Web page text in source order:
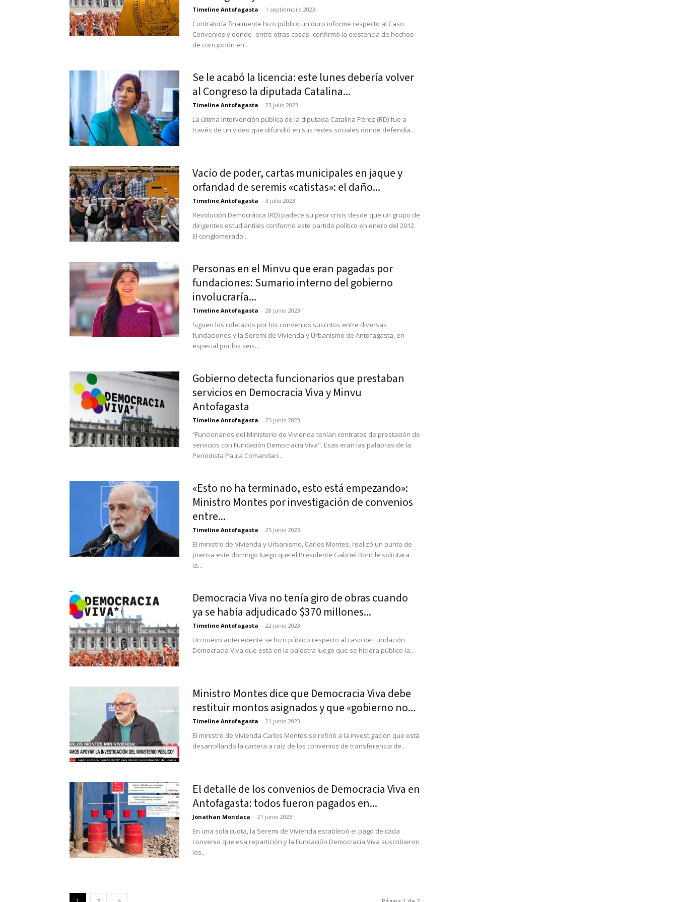
Timeline Antofagasta - 1 septiembre 2023
Contraloría finalmente hizo público un duro informe respecto al Caso
Convenios y donde -entre otras cosas- confirmó la existencia de hechos
de corrupción en...
Se le acabó la licencia: este lunes debería volver
al Congreso la diputada Catalina...
Timeline Antofagasta - 23 julio 2023
La última intervención pública de la diputada Catalina Pérez (RD) fue a
través de un video que difundió en sus redes sociales donde defendía...
Vacío de poder, cartas municipales en jaque y
orfandad de seremis «catistas»: el daño...
Timeline Antofagasta - 3 julio 2023
Revolución Democrática (RD) padece su peor crisis desde que un grupo de
dirigentes estudiantiles conformó este partido político en enero del 2012.
El conglomerado...
Personas en el Minvu que eran pagadas por
fundaciones: Sumario interno del gobierno
involucraría...
Timeline Antofagasta - 28 junio 2023
Siguen los coletazos por los convenios suscritos entre diversas
fundaciones y la Seremi de Vivienda y Urbanismo de Antofagasta, en
especial por los seis...
Gobierno detecta funcionarios que prestaban
servicios en Democracia Viva y Minvu
Antofagasta
Timeline Antofagasta - 25 junio 2023
“Funcionarios del Ministerio de Vivienda tenían contratos de prestación de
servicios con Fundación Democracia Viva". Esas eran las palabras de la
Periodista Paula Comandari...
«Esto no ha terminado, esto está empezando»:
Ministro Montes por investigación de convenios
entre...
Timeline Antofagasta - 25 junio 2023
El ministro de Vivienda y Urbanismo, Carlos Montes, realizó un punto de
prensa este domingo luego que el Presidente Gabriel Boric le solicitara
la...
Democracia Viva no tenía giro de obras cuando
ya se había adjudicado $370 millones...
Timeline Antofagasta - 22 junio 2023
Un nuevo antecedente se hizo público respecto al caso de Fundación
Democracia Viva que está en la palestra luego que se hiciera público la...
Ministro Montes dice que Democracia Viva debe
restituir montos asignados y que «gobierno no...
Timeline Antofagasta - 21 junio 2023
El ministro de Vivienda Carlos Montes se refirió a la investigación que está
desarrollando la cartera a raíz de los convenios de transferencia de...
El detalle de los convenios de Democracia Viva en
Antofagasta: todos fueron pagados en...
Jonathan Mondaca - 21 junio 2023
En una sola cuota, la Seremi de Vivienda estableció el pago de cada
convenio que esa repartición y la Fundación Democracia Viva suscribieron
los...